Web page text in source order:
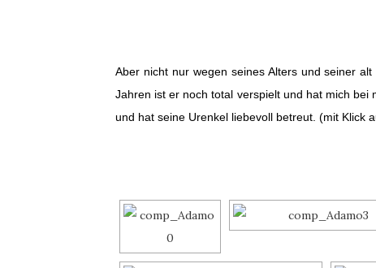
Aber nicht nur wegen seines Alters und seiner
Jahren ist er noch total verspielt und hat mich
und hat seine Urenkel liebevoll betreut. (mit Klick